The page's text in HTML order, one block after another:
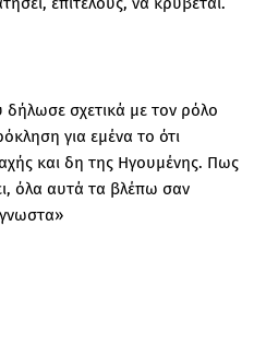
δήλωσε σχετικά με τον ρόλο
για εμένα το ότι
και δη της Ηγουμένης. Πως
όλα αυτά τα βλέπω σαν